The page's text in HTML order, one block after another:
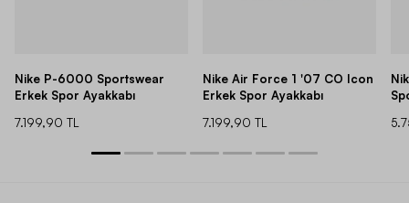
Nike P-6000 Sportswear
Erkek Spor Ayakkabı
7.199,90 TL
Nike Air Force 1 '07 CO Icon
Erkek Spor Ayakkabı
7.199,90 TL